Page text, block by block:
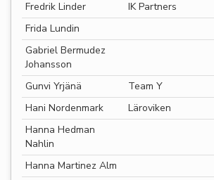
Fredrik Linder IK Partners
Frida Lundin
Gabriel Bermudez
Johansson
Gunvi Yrjänä Team Y
Hani Nordenmark
Läroviken
Hanna Hedman
Nahlin
Hanna Martinez Alm